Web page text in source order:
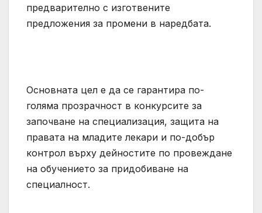
предварително с изготвените
предложения за промени в наредбата.
Основната цел е да се гарантира по-
голяма прозрачност в конкурсите за
започване на специализация, защита на
правата на младите лекари и по-добър
контрол върху дейностите по провеждане
на обучението за придобиване на
специалност.